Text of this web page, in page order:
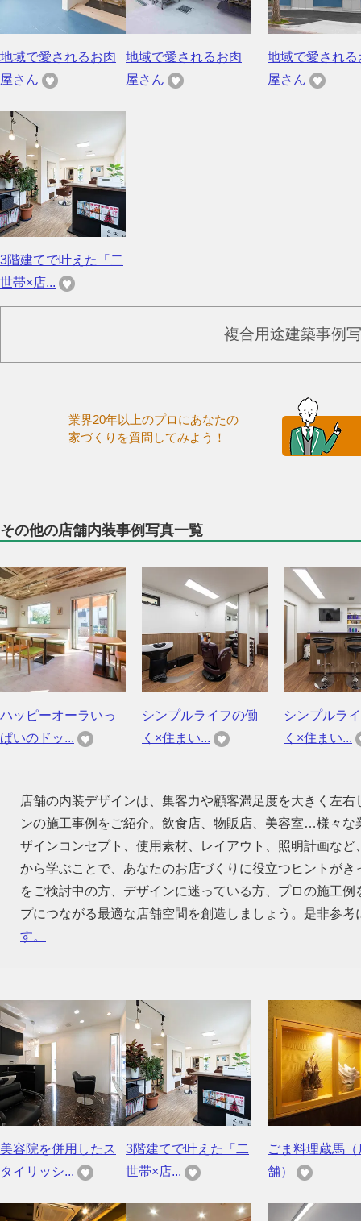
地域で愛されるお肉
屋さん
地域で愛されるお肉
屋さん
地域で愛される
屋さん
3階建てで叶えた「二
世帯×店...
複合用途建築事例
業界20年以上のプロにあなたの
家づくりを質問してみよう！
その他の店舗内装事例写真一覧
ハッピーオーラいっ
ぱいのドッ...
シンプルライフの働
く×住まい...
シンプルラ
く×住まい...
店舗の内装デザインは、集客力や顧客満足度を大きく左
ンの施工事例をご紹介。飲食店、物販店、美容室…様々
ザインコンセプト、使用素材、レイアウト、照明計画な
から学ぶことで、あなたのお店づくりに役立つヒントが
をご検討中の方、デザインに迷っている方、プロの施工
プにつながる最適な店舗空間を創造しましょう。是非参考
す。
美容院を併用したス
タイリッシ...
3階建てで叶えた「二
世帯×店...
ごま料理蔵馬（
舗）